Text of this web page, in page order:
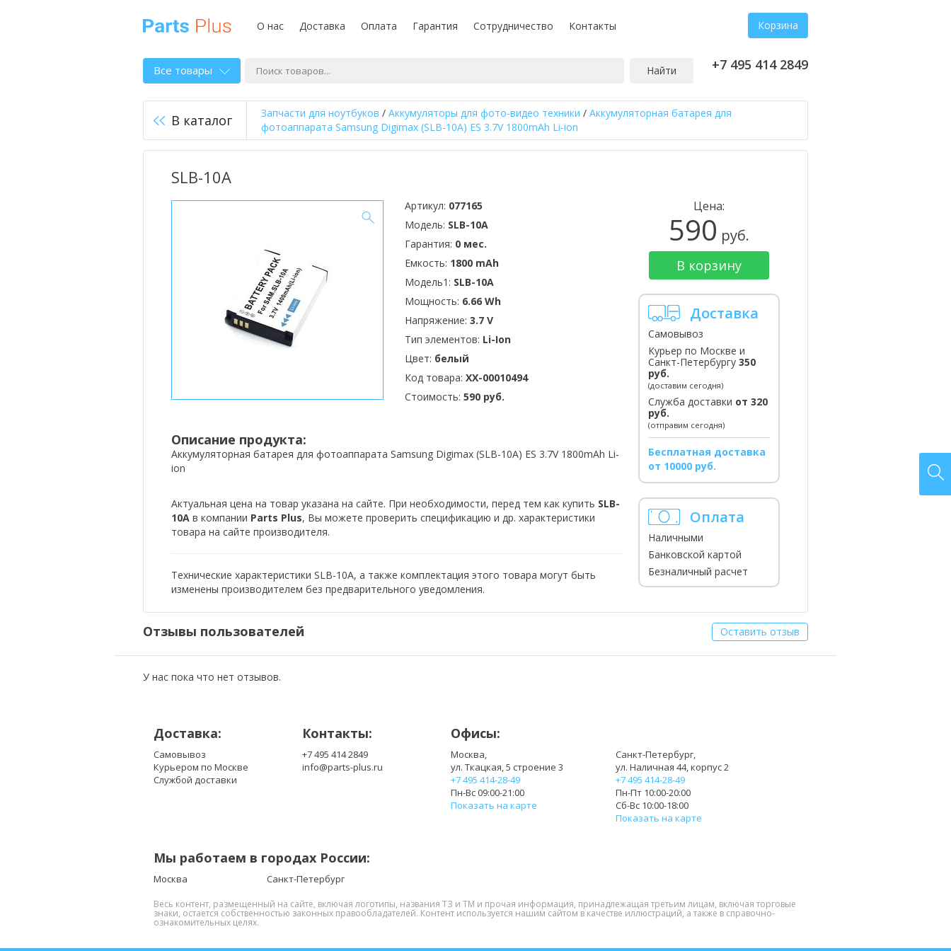
О нас Доставка Оплата Гарантия Сотрудничество Контакты Корзина
Все товары Найти +7 495 414 2849
В каталог Запчасти для ноутбуков / Аккумуляторы для фото-видео техники / Аккумуляторная батарея для
фотоаппарата Samsung Digimax (SLB-10A) ES 3.7V 1800mAh Li-ion
SLB-10A
Артикул: 077165
Модель: SLB-10A
Гарантия: 0 мес.
Емкость: 1800 mAh
Модель1: SLB-10A
Мощность: 6.66 Wh
Напряжение: 3.7 V
Тип элементов: Li-Ion
Цвет: белый
Код товара: XX-00010494
Стоимость: 590 руб.
Описание продукта:
Аккумуляторная батарея для фотоаппарата Samsung Digimax (SLB-10A) ES 3.7V 1800mAh Li-
ion
Актуальная цена на товар указана на сайте. При необходимости, перед тем как купить SLB-
10A в компании Parts Plus, Вы можете проверить спецификацию и др. характеристики
товара на сайте производителя.
Технические характеристики SLB-10A, а также комплектация этого товара могут быть
изменены производителем без предварительного уведомления.
Цена:
590 руб.
В корзину
Доставка
Самовывоз
Курьер по Москве и
Санкт-Петербургу 350
руб.
(доставим сегодня)
Служба доставки от 320
руб.
(отправим сегодня)
Бесплатная доставка
от 10000 руб.
Оплата
Наличными
Банковской картой
Безналичный расчет
Отзывы пользователей Оставить отзыв
У нас пока что нет отзывов.
Доставка:
Самовывоз
Курьером по Москве
Службой доставки
Контакты:
+7 495 414 2849
info@parts-plus.ru
Офисы:
Москва,
ул. Ткацкая, 5 строение 3
+7 495 414-28-49
Пн-Вс 09:00-21:00
Показать на карте
Санкт-Петербург,
ул. Наличная 44, корпус 2
+7 495 414-28-49
Пн-Пт 10:00-20:00
Сб-Вс 10:00-18:00
Показать на карте
Мы работаем в городах России:
Москва Санкт-Петербург
Весь контент, размещенный на сайте, включая логотипы, названия ТЗ и ТМ и прочая информация, принадлежащая третьим лицам, включая торговые
знаки, остается собственностью законных правообладателей. Контент используется нашим сайтом в качестве иллюстраций, а также в справочно-
ознакомительных целях.